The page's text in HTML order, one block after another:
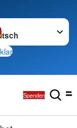
wechseln zu
Spenden